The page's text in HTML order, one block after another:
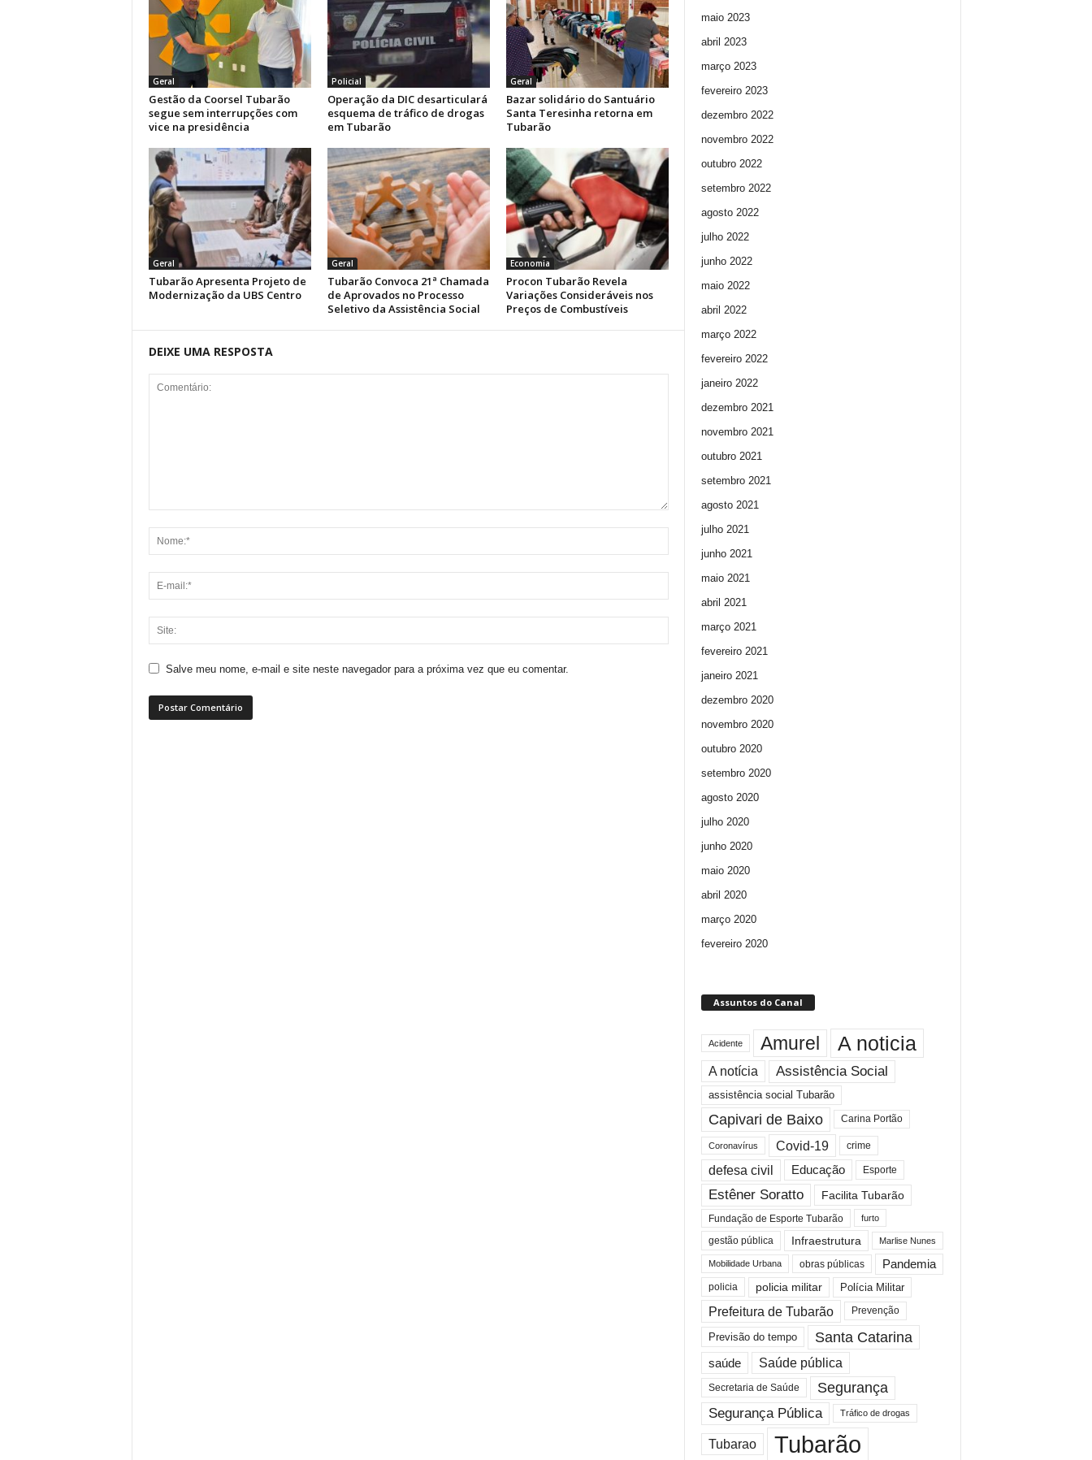
Geral
Gestão da Coorsel Tubarão
segue sem interrupções com
vice na presidência
Policial
Operação da DIC desarticulará
esquema de tráfico de drogas
em Tubarão
Geral
Bazar solidário do Santuário
Santa Teresinha retorna em
Tubarão
Geral
Tubarão Apresenta Projeto de
Modernização da UBS Centro
Geral
Tubarão Convoca 21ª Chamada
de Aprovados no Processo
Seletivo da Assistência Social
Economia
Procon Tubarão Revela
Variações Consideráveis nos
Preços de Combustíveis
DEIXE UMA RESPOSTA
Salve meu nome, e-mail e site neste navegador para a próxima vez que eu comentar.
maio 2023
abril 2023
março 2023
fevereiro 2023
dezembro 2022
novembro 2022
outubro 2022
setembro 2022
agosto 2022
julho 2022
junho 2022
maio 2022
abril 2022
março 2022
fevereiro 2022
janeiro 2022
dezembro 2021
novembro 2021
outubro 2021
setembro 2021
agosto 2021
julho 2021
junho 2021
maio 2021
abril 2021
março 2021
fevereiro 2021
janeiro 2021
dezembro 2020
novembro 2020
outubro 2020
setembro 2020
agosto 2020
julho 2020
junho 2020
maio 2020
abril 2020
março 2020
fevereiro 2020
Assuntos do Canal
Acidente Amurel A noticia
A notícia Assistência Social
assistência social Tubarão
Capivari de Baixo Carina Portão
Coronavírus Covid-19 crime
defesa civil Educação Esporte
Estêner Soratto Facilita Tubarão
Fundação de Esporte Tubarão furto
gestão pública Infraestrutura Marlise Nunes
Mobilidade Urbana obras públicas Pandemia
policia policia militar Polícia Militar
Prefeitura de Tubarão Prevenção
Previsão do tempo Santa Catarina
saúde Saúde pública
Secretaria de Saúde Segurança
Segurança Pública Tráfico de drogas
Tubarao Tubarão